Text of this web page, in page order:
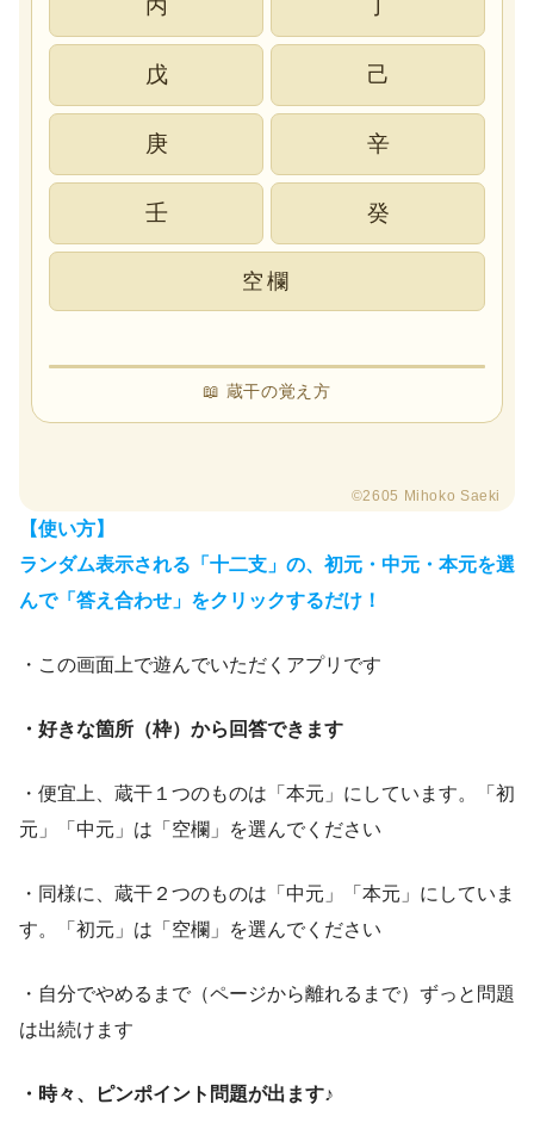
【使い方】
ランダム表示される「十二支」の、初元・中元・本元を選
んで「答え合わせ」をクリックするだけ！
・この画面上で遊んでいただくアプリです
・好きな箇所（枠）から回答できます
・便宜上、蔵干１つのものは「本元」にしています。「初
元」「中元」は「空欄」を選んでください
・同様に、蔵干２つのものは「中元」「本元」にしていま
す。「初元」は「空欄」を選んでください
・自分でやめるまで（ページから離れるまで）ずっと問題
は出続けます
・時々、ピンポイント問題が出ます♪